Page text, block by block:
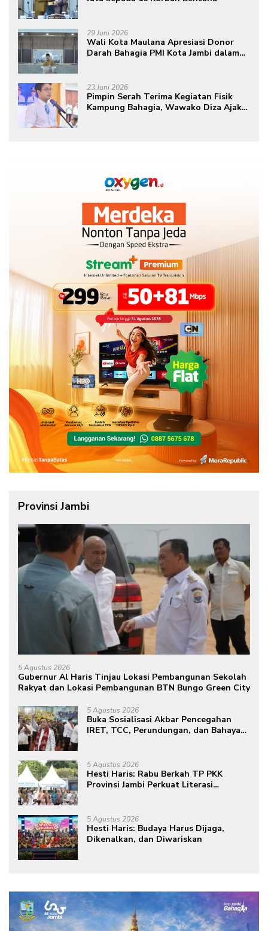
29 Juni 2026
Wali Kota Maulana Apresiasi Donor
Darah Bahagia PMI Kota Jambi dalam
23 Juni 2026
Pimpin Serah Terima Kegiatan Fisik
Kampung Bahagia, Wawako Diza Ajak
Provinsi Jambi
5 Agustus 2026
Gubernur Al Haris Tinjau Lokasi Pembangunan Sekolah
Rakyat dan Lokasi Pembangunan BTN Bungo Green City
5 Agustus 2026
Buka Sosialisasi Akbar Pencegahan
IRET, TCC, Perundungan, dan Bahaya
masa depan sudah ada di tangan”
5 Agustus 2026
Hesti Haris: Rabu Berkah TP PKK
Provinsi Jambi Perkuat Literasi
5 Agustus 2026
Hesti Haris: Budaya Harus Dijaga,
Dikenalkan, dan Diwariskan